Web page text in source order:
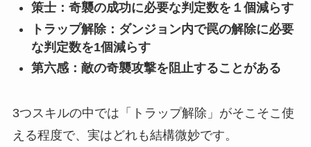
策士：奇襲の成功に必要な判定数を１個減らす
トラップ解除：ダンジョン内で罠の解除に必要
な判定数を1個減らす
第六感：敵の奇襲攻撃を阻止することがある
3つスキルの中では「トラップ解除」がそこそこ使
える程度で、実はどれも結構微妙です。